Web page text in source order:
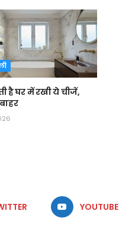
है घर में रखी ये चीजें,
YOUTUBE